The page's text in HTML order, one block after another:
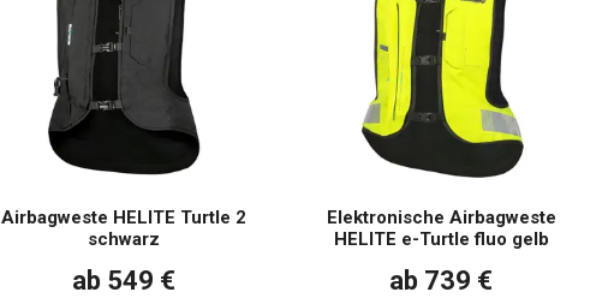
Airbagweste HELITE Turtle 2
schwarz
ab 549 €
Elektronische Airbagweste
HELITE e-Turtle fluo gelb
ab 739 €